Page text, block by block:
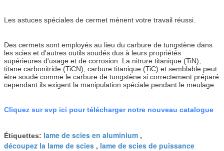
Les astuces spéciales de cermet mènent votre travail réussi.
Des cermets sont employés au lieu du carbure de tungstène dans
les scies et d'autres outils soudés dus à leurs propriétés
supérieures d'usage et de corrosion. La nitrure titanique (TiN),
titane carbonitride (TiCN), carbure titanique (TiC) et semblable peut
être soudé comme le carbure de tungstène si correctement préparé
cependant ils exigent la manipulation spéciale pendant le meulage.
Cliquez sur svp ici pour télécharger notre nouveau catalogue
Étiquettes: lame de scies en aluminium ,
découpez la lame de scies , lame de scies de puissance